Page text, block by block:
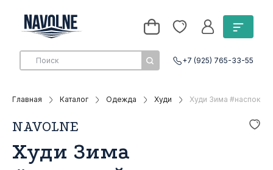
+7 (925) 765-33-55
Главная Каталог Одежда Худи Худи Зима
NAVOLNE
Худи Зима